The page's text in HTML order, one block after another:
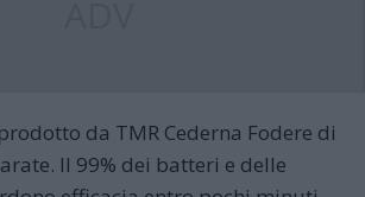
da TMR Cederna Fodere di
Il 99% dei batteri e delle